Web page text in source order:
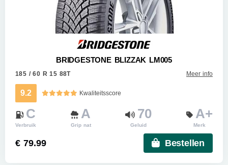
BRIDGESTONE BLIZZAK LM005
185 / 60 R 15 88T Meer info
9.2 Kwaliteitsscore
C
Verbruik
A
Grip nat
70
Geluid
A+
Merk
€ 79.99 Bestellen